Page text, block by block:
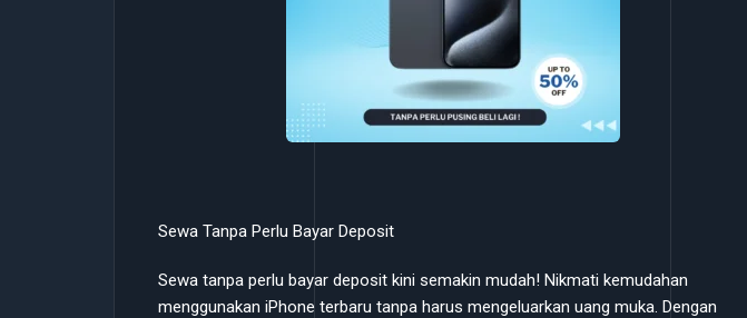
Sewa Tanpa Perlu Bayar Deposit
Sewa tanpa perlu bayar deposit kini semakin mudah! Nikmati kemudahan
menggunakan iPhone terbaru tanpa harus mengeluarkan uang muka. Dengan